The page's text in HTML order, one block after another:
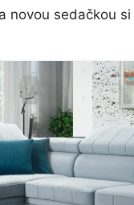
novou sedačkou si